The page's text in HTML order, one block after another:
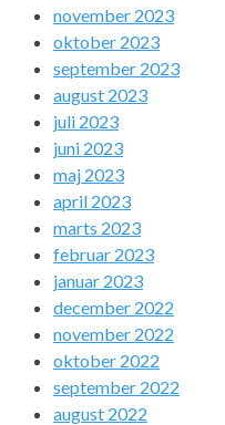
november 2023
oktober 2023
september 2023
august 2023
juli 2023
juni 2023
maj 2023
april 2023
marts 2023
februar 2023
januar 2023
december 2022
november 2022
oktober 2022
september 2022
august 2022